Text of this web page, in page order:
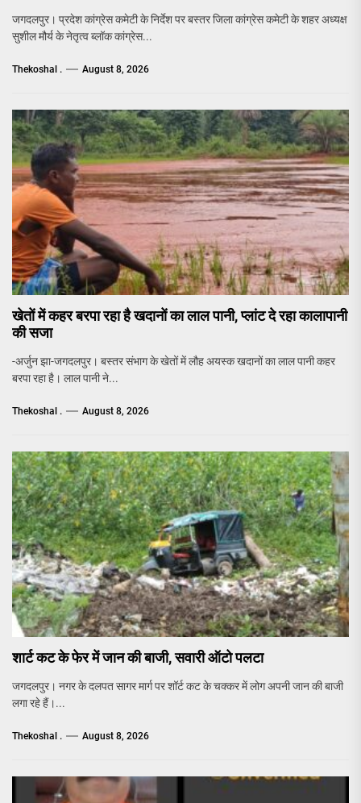
जगदलपुर। प्रदेश कांग्रेस कमेटी के निर्देश पर बस्तर जिला कांग्रेस कमेटी के शहर अध्यक्ष
सुशील मौर्य के नेतृत्व ब्लॉक कांग्रेस...
Thekoshal . August 8, 2026
खेतों में कहर बरपा रहा है खदानों का लाल पानी, प्लांट दे रहा कालापानी
की सजा
-अर्जुन झा-जगदलपुर। बस्तर संभाग के खेतों में लौह अयस्क खदानों का लाल पानी कहर
बरपा रहा है। लाल पानी ने...
Thekoshal . August 8, 2026
शार्ट कट के फेर में जान की बाजी, सवारी ऑटो पलटा
जगदलपुर। नगर के दलपत सागर मार्ग पर शॉर्ट कट के चक्कर में लोग अपनी जान की बाजी
लगा रहे हैं।...
Thekoshal . August 8, 2026